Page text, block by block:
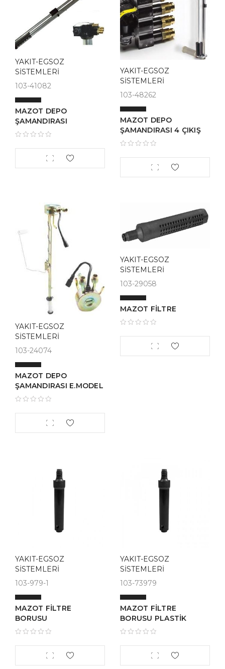
YAKIT-EGSOZ
SİSTEMLERİ
103-41082
MAZOT DEPO
ŞAMANDIRASI
YAKIT-EGSOZ
SİSTEMLERİ
103-48262
MAZOT DEPO
ŞAMANDIRASI 4 ÇIKIŞ
YAKIT-EGSOZ
SİSTEMLERİ
103-24074
MAZOT DEPO
ŞAMANDIRASI E.MODEL
YAKIT-EGSOZ
SİSTEMLERİ
103-29058
MAZOT FİLTRE
YAKIT-EGSOZ
SİSTEMLERİ
103-979-1
MAZOT FİLTRE
BORUSU
YAKIT-EGSOZ
SİSTEMLERİ
103-73979
MAZOT FİLTRE
BORUSU PLASTİK